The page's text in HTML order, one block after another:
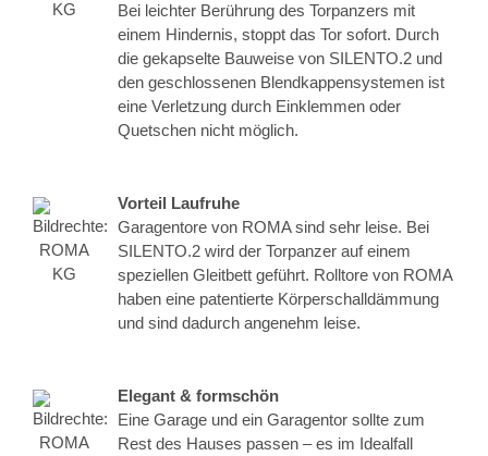
Bei leichter Berührung des Torpanzers mit
einem Hindernis, stoppt das Tor sofort. Durch
die gekapselte Bauweise von SILENTO.2 und
den geschlossenen Blendkappensystemen ist
eine Verletzung durch Einklemmen oder
Quetschen nicht möglich.
Vorteil Laufruhe
Garagentore von ROMA sind sehr leise. Bei
SILENTO.2 wird der Torpanzer auf einem
speziellen Gleitbett geführt. Rolltore von ROMA
haben eine patentierte Körperschalldämmung
und sind dadurch angenehm leise.
Elegant & formschön
Eine Garage und ein Garagentor sollte zum
Rest des Hauses passen – es im Idealfall